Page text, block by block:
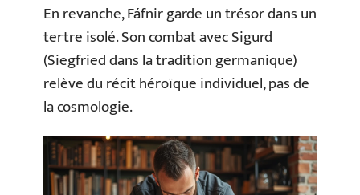
En revanche, Fáfnir garde un trésor dans un
tertre isolé. Son combat avec Sigurd
(Siegfried dans la tradition germanique)
relève du récit héroïque individuel, pas de
la cosmologie.